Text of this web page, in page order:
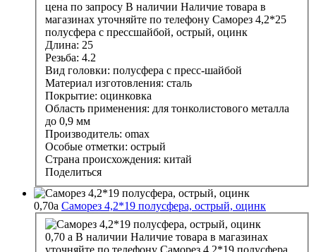
цена по запросу В наличии Наличие товара в
магазинах уточняйте по телефону Саморез 4,2*25
полусфера с прессшайбой, острый, оцинк
Длина: 25
Резьба: 4.2
Вид головки: полусфера с пресс-шайбой
Материал изготовления: сталь
Покрытие: оцинковка
Область применения: для тонколистового металла
до 0,9 мм
Производитель: omax
Особые отметки: острый
Страна происхождения: китай
Поделиться
0,70a Саморез 4,2*19 полусфера, острый, оцинк
0,70 a В наличии Наличие товара в магазинах
уточняйте по телефону Саморез 4,2*19 полусфера,